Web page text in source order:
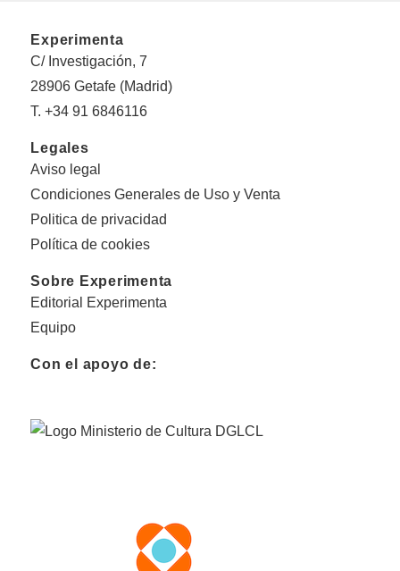
Experimenta
C/ Investigación, 7
28906 Getafe (Madrid)
T. +34 91 6846116
Legales
Aviso legal
Condiciones Generales de Uso y Venta
Politica de privacidad
Política de cookies
Sobre Experimenta
Editorial Experimenta
Equipo
Con el apoyo de: